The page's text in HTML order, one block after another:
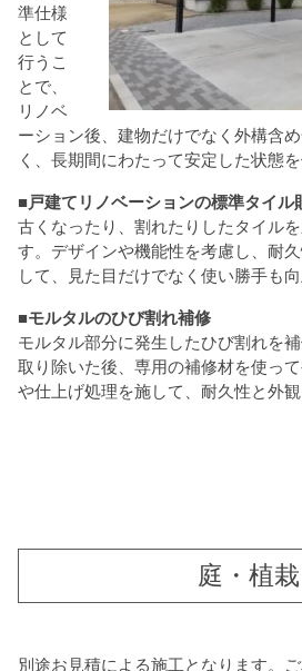
準仕様
として
行うこ
とで、
リノベ
ーション後、建物だけでなく外構含
く、長期間にわたって安定した状態
■戸建てリノベーションの標準タイル
古くなったり、割れたりしたタイル
す。デザインや機能性を考慮し、耐
して、見た目だけでなく使い勝手も向
■モルタルのひび割れ補修
モルタル部分に発生したひび割れを
取り除いた後、専用の補修材を使っ
や仕上げ処理を施して、耐久性と外観
庭・植栽
別途お見積による施工となります。ご